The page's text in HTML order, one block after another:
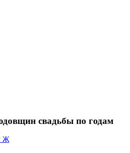
свадьбы по годам
Ж